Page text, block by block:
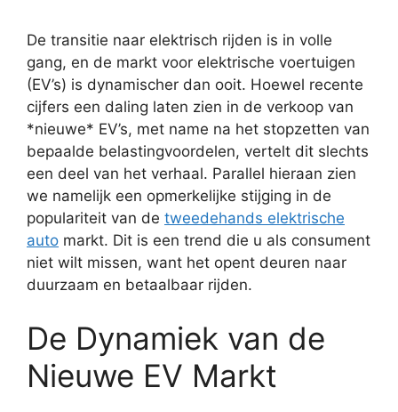
De transitie naar elektrisch rijden is in volle
gang, en de markt voor elektrische voertuigen
(EV’s) is dynamischer dan ooit. Hoewel recente
cijfers een daling laten zien in de verkoop van
*nieuwe* EV’s, met name na het stopzetten van
bepaalde belastingvoordelen, vertelt dit slechts
een deel van het verhaal. Parallel hieraan zien
we namelijk een opmerkelijke stijging in de
populariteit van de tweedehands elektrische
auto markt. Dit is een trend die u als consument
niet wilt missen, want het opent deuren naar
duurzaam en betaalbaar rijden.
De Dynamiek van de
Nieuwe EV Markt